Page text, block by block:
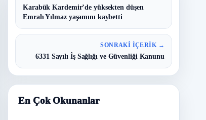
Karabük Kardemir’de yüksekten düşen
Emrah Yılmaz yaşamını kaybetti
SONRAKI İÇERIK →
6331 Sayılı İş Sağlığı ve Güvenliği Kanunu
En Çok Okunanlar